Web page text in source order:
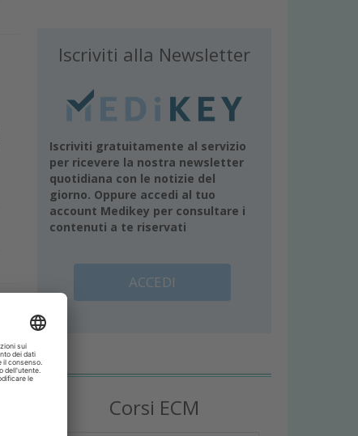
Iscriviti alla Newsletter
Iscriviti gratuitamente al servizio
per ricevere la nostra newsletter
quotidiana con le notizie del
giorno. Oppure accedi al tuo
account Medikey per consultare i
contenuti a te riservati
ACCEDI
Corsi ECM